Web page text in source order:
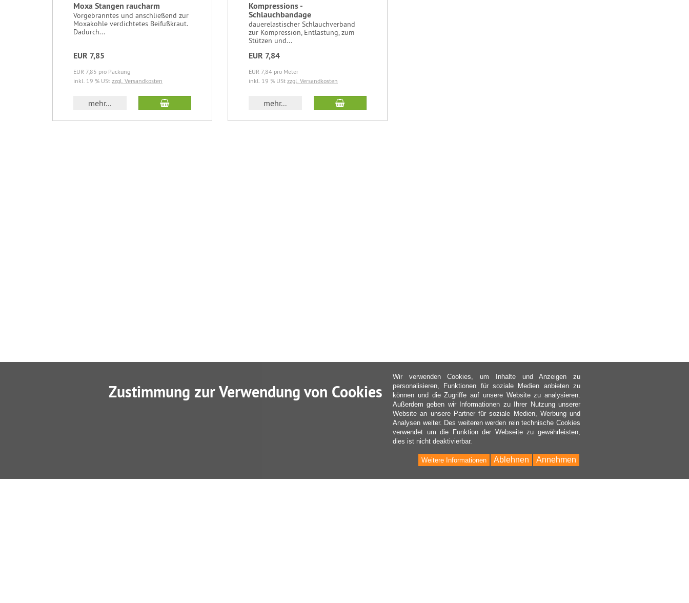
Moxa Stangen raucharm
Vorgebranntes und anschließend zur
Moxakohle verdichtetes Beifußkraut.
Dadurch...
EUR 7,85
EUR 7,85 pro Packung
inkl. 19 % USt zzgl. Versandkosten
mehr... In den Warenkorb
Kompressions -
Schlauchbandage
dauerelastischer Schlauchverband
zur Kompression, Entlastung, zum
Stützen und...
EUR 7,84
EUR 7,84 pro Meter
inkl. 19 % USt zzgl. Versandkosten
mehr... In den Warenkorb
Zustimmung zur Verwendung von Cookies
Wir verwenden Cookies, um Inhalte und Anzeigen zu
personalisieren, Funktionen für soziale Medien anbieten zu
können und die Zugriffe auf unsere Website zu analysieren.
Außerdem geben wir Informationen zu Ihrer Nutzung unserer
Website an unsere Partner für soziale Medien, Werbung und
Analysen weiter. Des weiteren werden rein technische Cookies
verwendet um die Funktion der Webseite zu gewährleisten,
dies ist nicht deaktivierbar.
Annehmen
Ablehnen
Weitere Informationen